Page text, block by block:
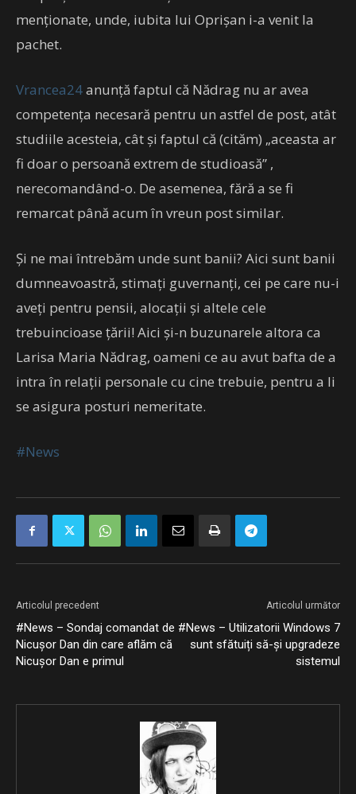
menționate, unde, iubita lui Oprișan i-a venit la
pachet.
Vrancea24anunță faptul că Nădrag nu ar avea
competența necesară pentru un astfel de post, atât
studiile acesteia, cât și faptul că (cităm) „aceasta ar
fi doar o persoană extrem de studioasă” ,
nerecomandând-o. De asemenea, fără a se fi
remarcat până acum în vreun post similar.
Și ne mai întrebăm unde sunt banii? Aici sunt banii
dumneavoastră, stimați guvernanți, cei pe care nu-i
aveți pentru pensii, alocații și altele cele
trebuincioase țării! Aici și-n buzunarele altora ca
Larisa Maria Nădrag, oameni ce au avut bafta de a
intra în relații personale cu cine trebuie, pentru a li
se asigura posturi nemeritate.
#News
Articolul precedent
#News – Sondaj comandat de
Nicușor Dan din care aflăm că
Nicușor Dan e primul
Articolul următor
#News – Utilizatorii Windows 7
sunt sfătuiți să-și upgradeze
sistemul